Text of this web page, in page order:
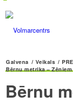
Galvena / Veikals /
Bērnu metrika – Zēniem
Bērnu